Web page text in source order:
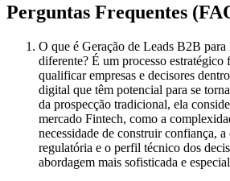
Perguntas Frequentes
O que é Geração de Leads B2B para
diferente? É um processo
qualificar empresas e decisores
digital que têm potencial para se
da prospecção tradicional, ela
mercado Fintech, como a
necessidade de construir confiança,
regulatória e o perfil técnico dos
abordagem mais sofisticada e